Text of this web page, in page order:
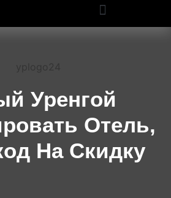
Уренгой
Отель,
На Скидку